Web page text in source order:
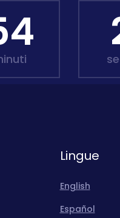
Lingue
English
Español